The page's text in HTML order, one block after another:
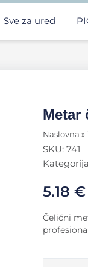
Sve za ured
Metar
Naslovna »
SKU: 741
5.18 €
Čelični